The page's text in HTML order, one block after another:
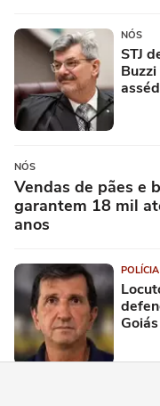
NÓS
STJ
NÓS
Vendas de pães e
garantem 18 mil
anos
POLÍCIA
Goiás